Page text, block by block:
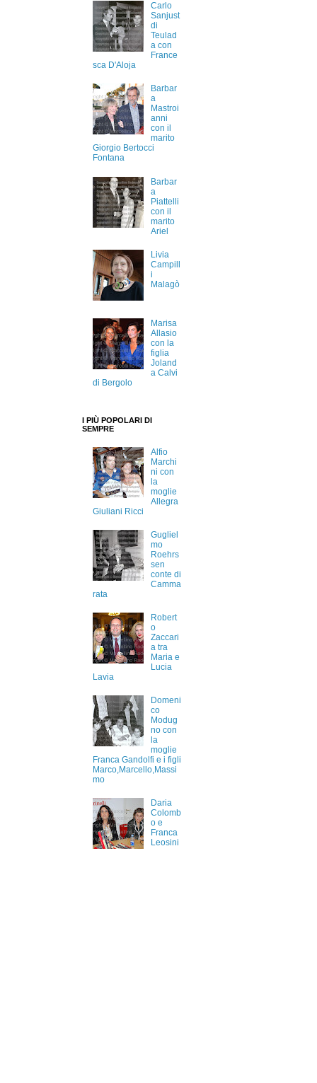
Carlo
Sanjust
di
Teulad
a con
France
sca D'Aloja
Barbar
a
Mastroi
anni
con il
marito
Giorgio Bertocci
Fontana
Barbar
a
Piattelli
con il
marito
Ariel
Livia
Campill
i
Malagò
Marisa
Allasio
con la
figlia
Joland
a Calvi
di Bergolo
I PIÙ POPOLARI DI
SEMPRE
Alfio
Marchi
ni con
la
moglie
Allegra
Giuliani Ricci
Gugliel
mo
Roehrs
sen
conte di
Camma
rata
Robert
o
Zaccari
a tra
Maria e
Lucia
Lavia
Domeni
co
Modug
no con
la
moglie
Franca Gandolfi e i figli
Marco,Marcello,Massi
mo
Daria
Colomb
o e
Franca
Leosini